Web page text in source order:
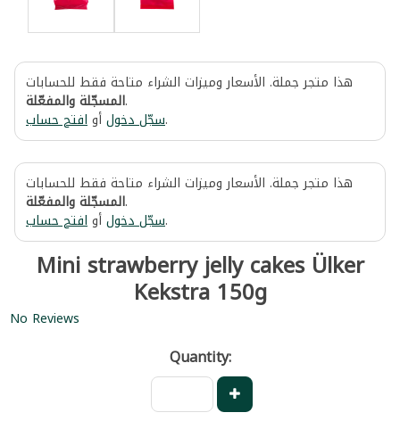
هذا متجر جملة. الأسعار وميزات الشراء متاحة فقط للحسابات
المسجّلة والمفعّلة.
سجّل دخولأوافتح حساب .
هذا متجر جملة. الأسعار وميزات الشراء متاحة فقط للحسابات
المسجّلة والمفعّلة.
سجّل دخولأوافتح حساب .
Mini strawberry jelly cakes Ülker
Kekstra 150g
No Reviews
Quantity: